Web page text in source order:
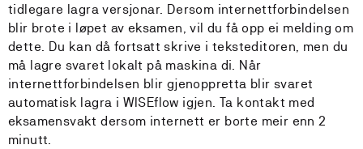
tidlegare lagra versjonar. Dersom internettforbindelsen
blir brote i løpet av eksamen, vil du få opp ei melding om
dette. Du kan då fortsatt skrive i teksteditoren, men du
må lagre svaret lokalt på maskina di. Når
internettforbindelsen blir gjenoppretta blir svaret
automatisk lagra i WISEflow igjen. Ta kontakt med
eksamensvakt dersom internett er borte meir enn 2
minutt.